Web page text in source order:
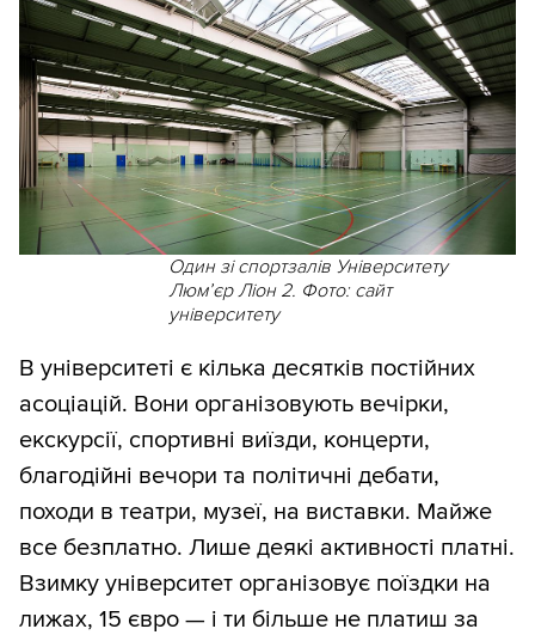
Один зі спортзалів Університету
Люмʼєр Ліон 2. Фото: сайт
університету
В університеті є кілька десятків постійних
асоціацій. Вони організовують вечірки,
екскурсії, спортивні виїзди, концерти,
благодійні вечори та політичні дебати,
походи в театри, музеї, на виставки. Майже
все безплатно. Лише деякі активності платні.
Взимку університет організовує поїздки на
лижах, 15 євро — і ти більше не платиш за